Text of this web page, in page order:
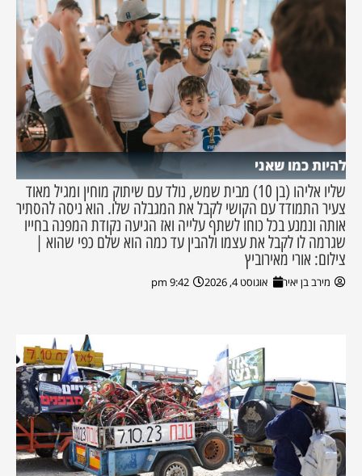
להיות כמו שאני
שליו אליהו (בן 10) מבית שמש, נולד עם שיתוק מוחין ומגיל מאוד
צעיר התמודד עם הקושי לקבל את המגבלה שלו. הוא ניסה להסתיר
אותה ונמנע בכל כוחו לשתף עלייה ואז הגיעה נקודת המפנה בחייו
שגרמה לו לקבל את עצמו ולהבין עד כמה הוא שלם כפי שהוא |
צילום: אורי מאירוביץ
מירב בן יאיר אוגוסט 4, 2026 9:42 pm